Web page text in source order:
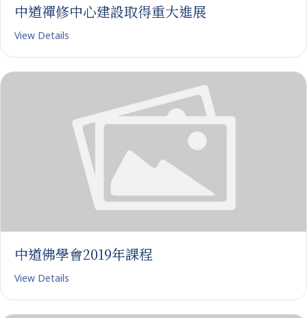
中道禪修中心建設取得重大進展
View Details
中道佛學會2019年課程
View Details